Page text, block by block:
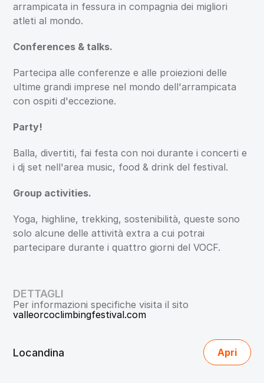
arrampicata in fessura in compagnia dei migliori
atleti al mondo.
Conferences & talks.
Partecipa alle conferenze e alle proiezioni delle
ultime grandi imprese nel mondo dell'arrampicata
con ospiti d'eccezione.
Party!
Balla, divertiti, fai festa con noi durante i concerti e
i dj set nell'area music, food & drink del festival.
Group activities.
Yoga, highline, trekking, sostenibilità, queste sono
solo alcune delle attività extra a cui potrai
partecipare durante i quattro giorni del VOCF.
DETTAGLI
valleorcoclimbingfestival.com
Locandina Apri